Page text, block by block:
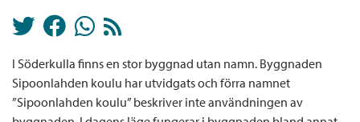
I Söderkulla finns en stor byggnad utan namn. Byggnaden
Sipoonlahden koulu har utvidgats och förra namnet
”Sipoonlahden koulu” beskriver inte användningen av